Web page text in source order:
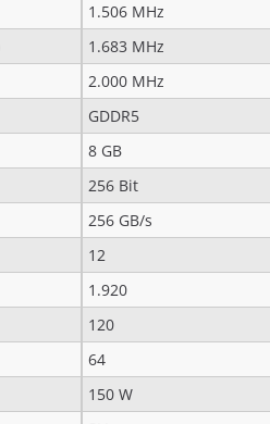
1.506 MHz
1.683 MHz
2.000 MHz
GDDR5
8 GB
256 Bit
256 GB/s
12
1.920
120
64
150 W